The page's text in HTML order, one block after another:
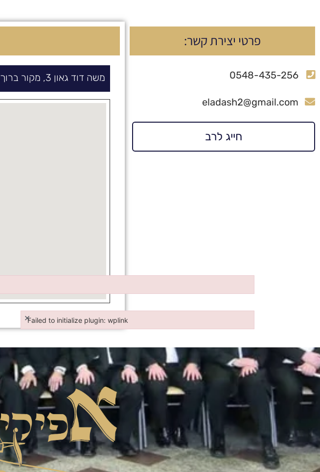
פרטי יצירת קשר:
0548-435-256
eladash2@gmail.com
חייג לרב
משה דוד גאון 3, מקור ברוך
Failed to initialize plugin: wplink
×
Failed to initialize plugin: wplink